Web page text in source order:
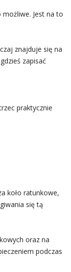
Jest na to
znajduje się na
zapisać
praktycznie
koło ratunkowe,
się tą
oraz na
podczas